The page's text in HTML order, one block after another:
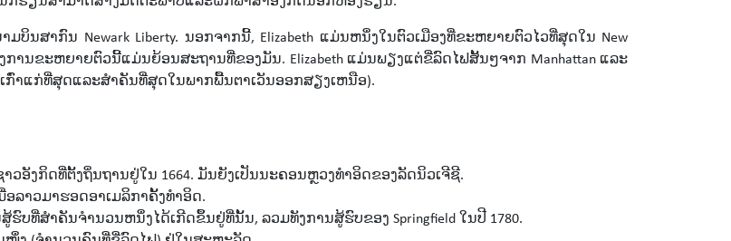
ບິນສາກົນ Newark Liberty. ນອກຈາກນີ້, Elizabeth ແມ່ນຫນຶ່ງໃນຕົວເມືອງທີ່ຂະຫຍາຍຕົວໄວທີ່ສຸດໃນ New
ານຂະຫຍາຍຕົວນີ້ແມ່ນຍ້ອນສະຖານທີ່ຂອງມັນ. Elizabeth ແມ່ນພຽງແຕ່ຂີ່ລົດໄຟສັ້ນໆຈາກ Manhattan ແລະ
ກົ່າແກ່ທີ່ສຸດແລະສໍາຄັນທີ່ສຸດໃນພາກພື້ນຕາເວັນອອກສຽງເຫນືອ).
ຊາວອັງກິດທີ່ຕັ້ງຖິ່ນຖານຢູ່ໃນ 1664. ມັນຍັງເປັນນະຄອນຫຼວງທໍາອິດຂອງລັດນິວເຈີຊີ.
ມື່ອລາວມາຮອດອາເມລິກາຄັ້ງທໍາອິດ.
ຮົບທີ່ສໍາຄັນຈໍານວນຫນຶ່ງໄດ້ເກີດຂຶ້ນຢູ່ທີ່ນັ້ນ, ລວມທັງການສູ້ຮົບຂອງ Springfield ໃນປີ 1780.